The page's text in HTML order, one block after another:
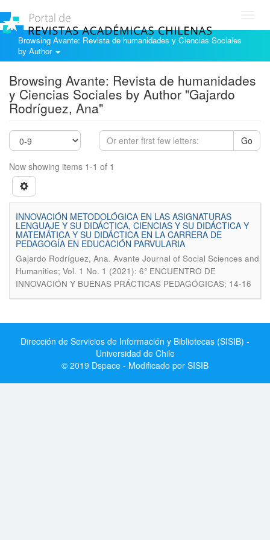
Browsing Avante: Revista de humanidades y Ciencias Sociales
by Author
Browsing Avante: Revista de humanidades
y Ciencias Sociales by Author "Gajardo
Rodríguez, Ana"
Go
Now showing items 1-1 of 1
INNOVACIÓN METODOLÓGICA EN LAS ASIGNATURAS
LENGUAJE Y SU DIDÁCTICA, CIENCIAS Y SU DIDÁCTICA Y
MATEMÁTICA Y SU DIDÁCTICA EN LA CARRERA DE
PEDAGOGÍA EN EDUCACIÓN PARVULARIA
Gajardo Rodríguez, Ana. Avante Journal of Social Sciences and
Humanities; Vol. 1 No. 1 (2021): 6° ENCUENTRO DE
INNOVACIÓN Y BUENAS PRÁCTICAS PEDAGÓGICAS; 14-16
Dirección de Servicios de Información y Bibliotecas (SISIB) -
Universidad de Chile
© 2019 Dspace - Modificado por SISIB